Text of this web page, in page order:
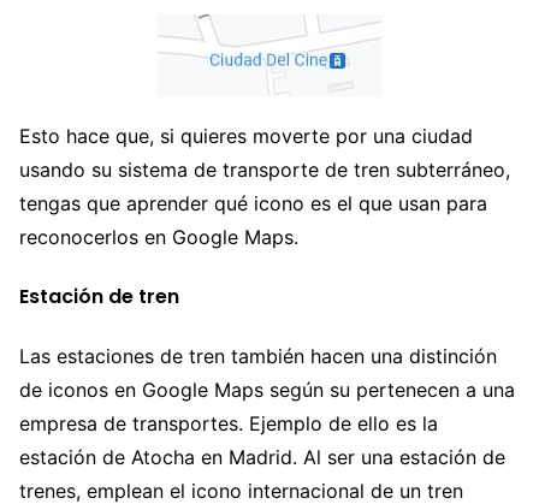
Esto hace que, si quieres moverte por una ciudad
usando su sistema de transporte de tren subterráneo,
tengas que aprender qué icono es el que usan para
reconocerlos en Google Maps.
Estación de tren
Las estaciones de tren también hacen una distinción
de iconos en Google Maps según su pertenecen a una
empresa de transportes. Ejemplo de ello es la
estación de Atocha en Madrid. Al ser una estación de
trenes, emplean el icono internacional de un tren